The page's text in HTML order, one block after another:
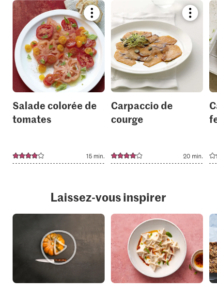
Bookmark
recipe
or
add
it
to
your
collections.
Salade colorée de
tomates
15 min.
recipe
it
to
Carpaccio de
courge
20 min.
Laissez-vous inspirer